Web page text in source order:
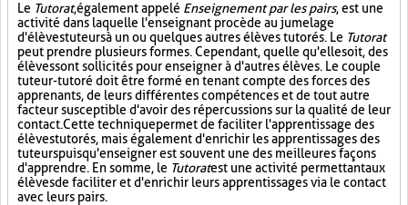
Le Tutorat, également appelé Enseignement par les pairs, est une
activité dans laquelle l'enseignant procède au jumelage
d'élèves tuteurs à un ou quelques autres élèves tutorés. Le Tutorat
peut prendre plusieurs formes. Cependant, quelle qu'elle soit, des
élèves sont sollicités pour enseigner à d'autres élèves. Le couple
tuteur-tutoré doit être formé en tenant compte des forces des
apprenants, de leurs différentes compétences et de tout autre
facteur susceptible d'avoir des répercussions sur la qualité de leur
contact. Cette technique permet de faciliter l'apprentissage des
élèves tutorés, mais également d'enrichir les apprentissages des
tuteurs puisqu'enseigner est souvent une des meilleures façons
d'apprendre. En somme, le Tutoratest une activité permettant aux
élèves de faciliter et d'enrichir leurs apprentissages via le contact
avec leurs pairs.